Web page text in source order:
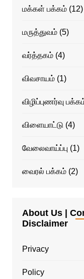
மக்கள் பக்கம்(12)
மருத்துவம்(5)
வர்த்தகம்(4)
விவசாயம்(1)
விழிப்புணர்வு
விளையாட்டு (4)
வேலைவாய்ப்பு (1)
வைரல் பக்கம்(2)
About Us |
Disclaimer
Privacy
Policy